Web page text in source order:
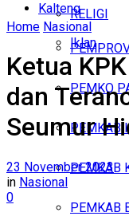
RELIGI
Iklan
Minggu, Agustus 9,
Kalteng
PEMKO
PEMKAB
PEMKAB
PEMKAB
Home Nasional
Ketua
dan
Seumur
23 November 2023
in Nasional
0